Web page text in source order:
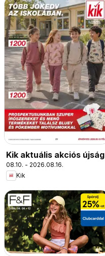
Kik aktuális akciós újság
08.10. - 2026.08.16.
Kik